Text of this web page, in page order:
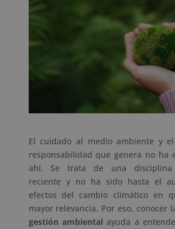
El cuidado al medio ambiente y
responsabilidad que genera no ha
ahí. Se trata de una disciplina
reciente y no ha sido hasta el
efectos del cambio climático en
mayor relevancia. Por eso, conocer
gestión ambiental ayuda a